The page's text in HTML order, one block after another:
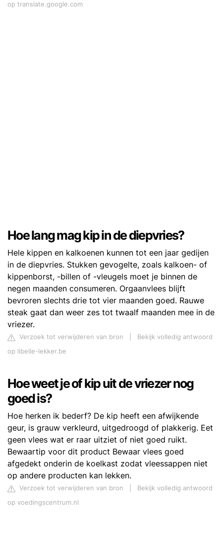
op translate.google.com
Hoe lang mag kip in de diepvries?
Hele kippen en kalkoenen kunnen tot een jaar gedijen
in de diepvries. Stukken gevogelte, zoals kalkoen- of
kippenborst, -billen of -vleugels moet je binnen de
negen maanden consumeren. Orgaanvlees blijft
bevroren slechts drie tot vier maanden goed. Rauwe
steak gaat dan weer zes tot twaalf maanden mee in de
vriezer.
Verzoek tot verwijderen van bron
Bekijk volledig antwoord
op libelle-lekker.be
Hoe weet je of kip uit de vriezer nog
goed is?
Hoe herken ik bederf? De kip heeft een afwijkende
geur, is grauw verkleurd, uitgedroogd of plakkerig. Eet
geen vlees wat er raar uitziet of niet goed ruikt.
Bewaartip voor dit product Bewaar vlees goed
afgedekt onderin de koelkast zodat vleessappen niet
op andere producten kan lekken.
Verzoek tot verwijderen van bron
Bekijk volledig antwoord
op voedingscentrum.nl